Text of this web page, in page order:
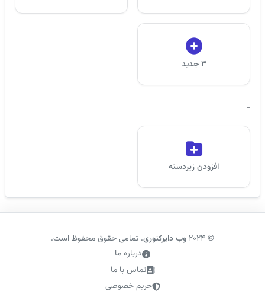
3 جدید
-
افزودن زیردسته
درباره ما
تماس با ما
حریم خصوصی
©
2024 وب دایرکتوری. تمامی حقوق محفوظ است.